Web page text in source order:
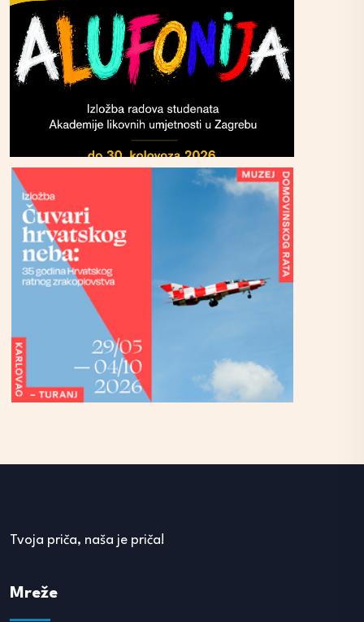
Tvoja priča, naša je priča!
Mreže